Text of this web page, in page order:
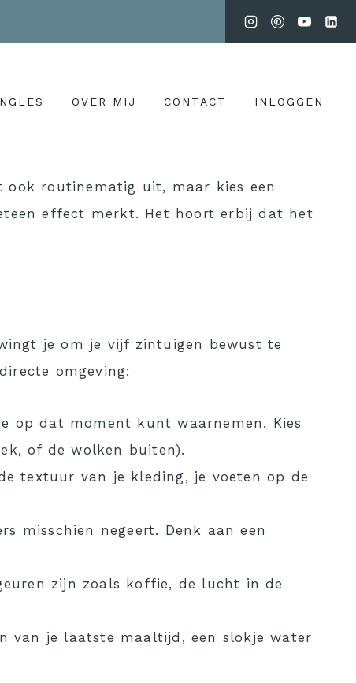
OVER MIJ CONTACT INLOGGEN
ook routinematig uit, maar kies een
effect merkt. Het hoort erbij dat het
je om je vijf zintuigen bewust te
omgeving:
op dat moment kunt waarnemen. Kies
of de wolken buiten).
textuur van je kleding, je voeten op de
misschien negeert. Denk aan een
zijn zoals koffie, de lucht in de
van je laatste maaltijd, een slokje water